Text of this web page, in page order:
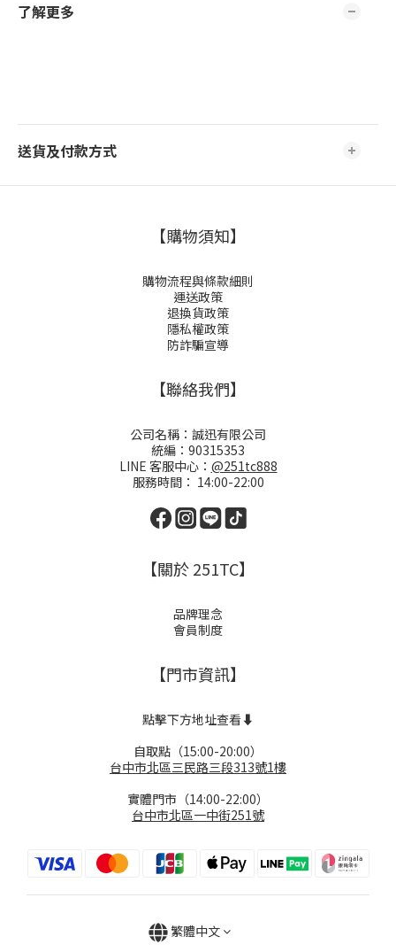
了解更多
送貨及付款方式
【購物須知】
購物流程與條款細則
運送政策
退換貨政策
隱私權政策
防詐騙宣導
【聯絡我們】
公司名稱：誠迅有限公司
統編：90315353
LINE 客服中心： @251tc888
服務時間： 14:00-22:00
【關於 251TC】
品牌理念
會員制度
【門市資訊】
點擊下方地址查看⬇️
自取點（15:00-20:00）
台中市北區三民路三段313號1樓
實體門市（14:00-22:00）
台中市北區一中街251號
繁體中文